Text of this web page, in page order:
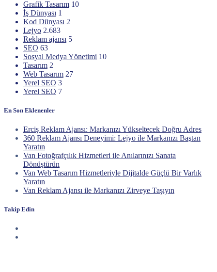
Grafik Tasarım 10
İş Dünyası 1
Kod Dünyası 2
Lejyo 2.683
Reklam ajansı 5
SEO 63
Sosyal Medya Yönetimi 10
Tasarım 2
Web Tasarım 27
Yerel SEO 3
Yerel SEO 7
En Son Eklenenler
Erciş Reklam Ajansı: Markanızı Yükseltecek Doğru Adres
360 Reklam Ajansı Deneyimi: Lejyo ile Markanızı Baştan
Yaratın
Van Fotoğrafçılık Hizmetleri ile Anılarınızı Sanata
Dönüştürün
Van Web Tasarım Hizmetleriyle Dijitalde Güçlü Bir Varlık
Yaratın
Van Reklam Ajansı ile Markanızı Zirveye Taşıyın
Takip Edin